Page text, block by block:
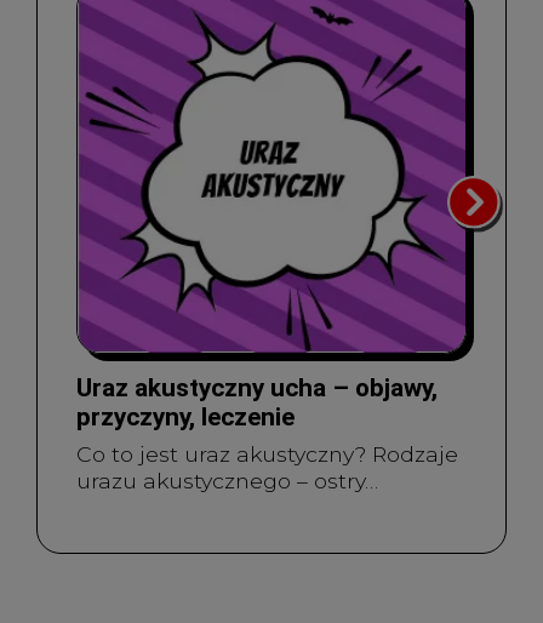
Uraz akustyczny ucha – objawy,
przyczyny, leczenie
Co to jest uraz akustyczny? Rodzaje
urazu akustycznego – ostry…